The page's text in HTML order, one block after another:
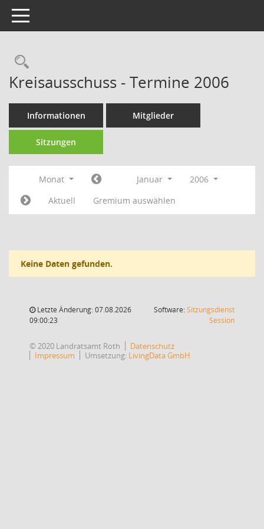
Toggle navigation
Rechercheauswahl
Kreisausschuss - Termine 2006
Informationen Mitglieder
Sitzungen
Monat Januar
2006
Aktuell
Gremium auswählen
Keine Daten gefunden.
Letzte Änderung: 07.08.2026
09:00:23
Software:Sitzungsdienst
Session(Wird in
© 2020 Landratsamt Roth
Datenschutz
Impressum
Umsetzung: LivingData GmbH